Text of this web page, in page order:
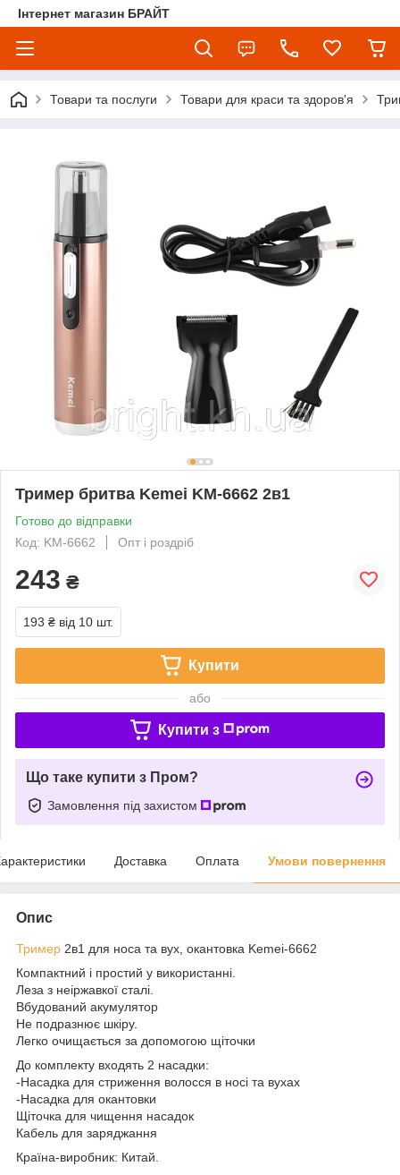
Інтернет магазин БРАЙТ
Товари та послуги Товари для краси та здоров'я
Тример бритва Kemei KM-6662 2в1
Готово до відправки
Код: KM-6662
Опт і роздріб
243 ₴
193 ₴ від 10 шт.
Купити
або
Купити з
Що таке купити з Пром?
Замовлення під захистом
Доставка Оплата Умови повернення
Опис
Тример 2в1 для носа та вух, окантовка Kemei-6662
Компактний і простий у використанні.
Леза з неіржавкої сталі.
Вбудований акумулятор
Не подразнює шкіру.
Легко очищається за допомогою щіточки
До комплекту входять 2 насадки:
-Насадка для стриження волосся в носі та вухах
-Насадка для окантовки
Щіточка для чищення насадок
Кабель для заряджання
Країна-виробник: Китай.